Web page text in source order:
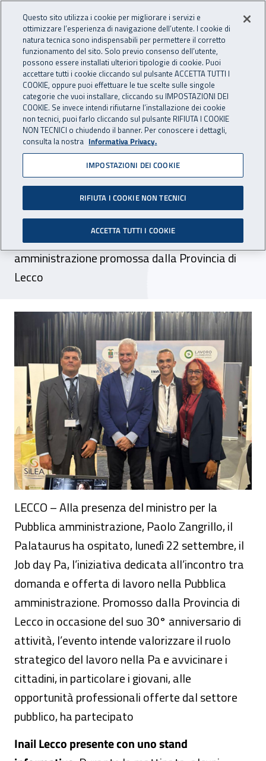
INAIL - Istituto Nazionale
Apri cerca
Navigazione principale
Navigazione - Ti trovi in:
Home Inail comunica News
24 settembre 2025
Lecco, l’Inail al Job day Pa
La Direzione territoriale Inail di Como – Lecco –
Sondrio ha partecipato all’iniziativa dedicata
all’offerta di lavoro nella Pubblica
amministrazione promossa dalla Provincia di
Lecco
Lecco, l’Inail al Job day Pa
LECCO – Alla presenza del ministro per la
Pubblica amministrazione, Paolo Zangrillo, il
Palataurus ha ospitato, lunedì 22 settembre, il
Job day Pa, l’iniziativa dedicata all’incontro tra
domanda e offerta di lavoro nella Pubblica
amministrazione. Promosso dalla Provincia di
Lecco in occasione del suo 30° anniversario di
attività, l’evento intende valorizzare il ruolo
strategico del lavoro nella Pa e avvicinare i
cittadini, in particolare i giovani, alle
opportunità professionali offerte dal settore
pubblico, ha partecipato
Inail Lecco presente con uno stand
Questo sito utilizza i cookie per migliorare i servizi e
ottimizzare l’esperienza di navigazione dell’utente. I cookie di
natura tecnica sono indispensabili per permettere il corretto
funzionamento del sito. Solo previo consenso dell’utente,
possono essere installati ulteriori tipologie di cookie. Puoi
accettare tutti i cookie cliccando sul pulsante ACCETTA TUTTI I
COOKIE, oppure puoi effettuare le tue scelte sulle singole
categorie che vuoi installare, cliccando su IMPOSTAZIONI DEI
COOKIE. Se invece intendi rifiutarne l’installazione dei cookie
non tecnici, puoi farlo cliccando sul pulsante RIFIUTA I COOKIE
NON TECNICI o chiudendo il banner. Per conoscere i dettagli,
consulta la nostra Informativa Privacy.
IMPOSTAZIONI DEI COOKIE
RIFIUTA I COOKIE NON TECNICI
ACCETTA TUTTI I COOKIE